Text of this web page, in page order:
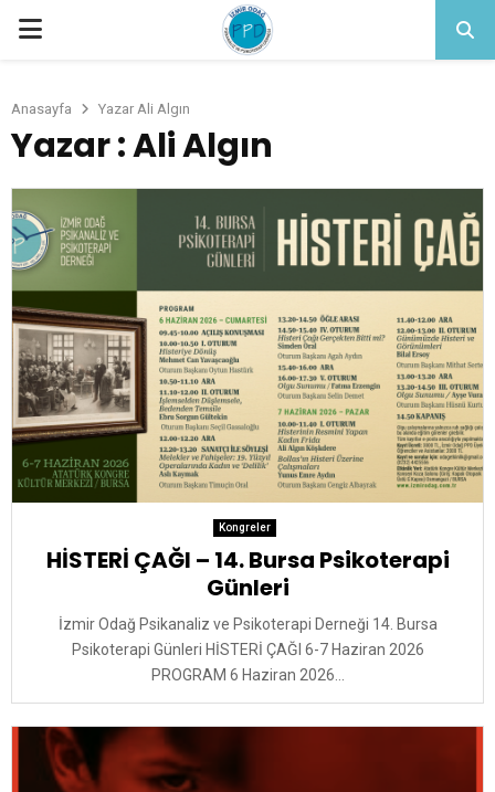
PRIMARY
Anasayfa Yazar Ali Algın
Yazar :Ali Algın
Kongreler
HİSTERİ ÇAĞI – 14. Bursa Psikoterapi
Günleri
İzmir Odağ Psikanaliz ve Psikoterapi Derneği 14. Bursa
Psikoterapi Günleri HİSTERİ ÇAĞI 6-7 Haziran 2026
PROGRAM 6 Haziran 2026...